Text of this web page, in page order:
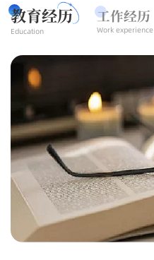
教育经历
Education
工作经历
Work experience